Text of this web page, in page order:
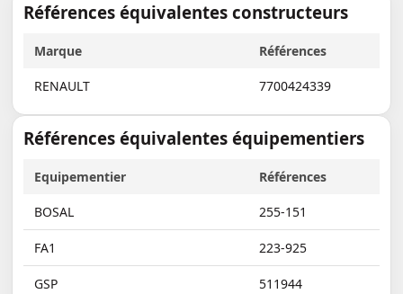
Références équivalentes constructeurs
Marque Références
RENAULT 7700424339
Références équivalentes équipementiers
Equipementier Références
BOSAL 255-151
FA1 223-925
GSP 511944